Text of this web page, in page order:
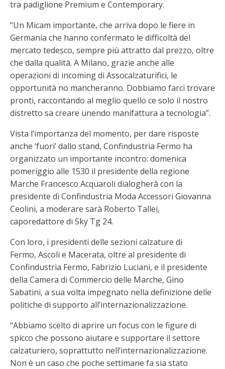
tra padiglione Premium e Contemporary.
“Un Micam importante, che arriva dopo le fiere in
Germania che hanno confermato le difficoltà del
mercato tedesco, sempre più attratto dal prezzo, oltre
che dalla qualità. A Milano, grazie anche alle
operazioni di incoming di Assocalzaturifici, le
opportunità no mancheranno. Dobbiamo farci trovare
pronti, raccontando al meglio quello ce solo il nostro
distretto sa creare unendo manifattura a tecnologia”.
Vista l’importanza del momento, per dare risposte
anche ‘fuori’ dallo stand, Confindustria Fermo ha
organizzato un importante incontro: domenica
pomeriggio alle 1530 il presidente della regione
Marche Francesco Acquaroli dialogherà con la
presidente di Confindustria Moda Accessori Giovanna
Ceolini, a moderare sarà Roberto Tallei,
caporedattore di Sky Tg 24.
Con loro, i presidenti delle sezioni calzature di
Fermo, Ascoli e Macerata, oltre al presidente di
Confindustria Fermo, Fabrizio Luciani, e il presidente
della Camera di Commercio delle Marche, Gino
Sabatini, a sua volta impegnato nella definizione delle
politiche di supporto all’internazionalizzazione.
“Abbiamo scelto di aprire un focus con le figure di
spicco che possono aiutare e supportare il settore
calzaturiero, soprattutto nell’internazionalizzazione.
Non è un caso che poche settimane fa sia stato